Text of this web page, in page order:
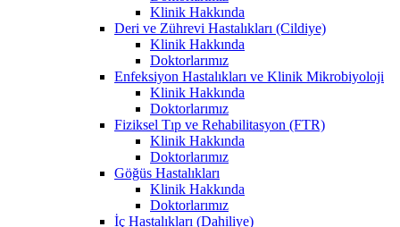
Klinik Hakkında
Deri ve Zührevi Hastalıkları (Cildiye)
Klinik Hakkında
Doktorlarımız
Enfeksiyon Hastalıkları ve Klinik Mikrobiyoloji
Klinik Hakkında
Doktorlarımız
Fiziksel Tıp ve Rehabilitasyon (FTR)
Klinik Hakkında
Doktorlarımız
Göğüs Hastalıkları
Klinik Hakkında
Doktorlarımız
İç Hastalıkları (Dahiliye)